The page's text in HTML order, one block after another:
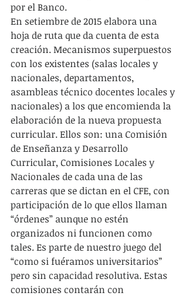
por el Banco.
En setiembre de 2015 elabora una
hoja de ruta que da cuenta de esta
creación. Mecanismos superpuestos
con los existentes (salas locales y
nacionales, departamentos,
asambleas técnico docentes locales y
nacionales) a los que encomienda la
elaboración de la nueva propuesta
curricular. Ellos son: una Comisión
de Enseñanza y Desarrollo
Curricular, Comisiones Locales y
Nacionales de cada una de las
carreras que se dictan en el CFE, con
participación de lo que ellos llaman
“órdenes” aunque no estén
organizados ni funcionen como
tales. Es parte de nuestro juego del
“como si fuéramos universitarios”
pero sin capacidad resolutiva. Estas
comisiones contarán con